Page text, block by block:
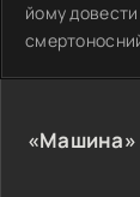
йому довести
«Машина»